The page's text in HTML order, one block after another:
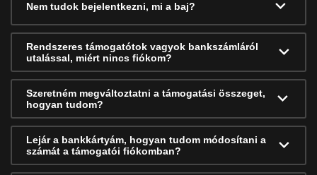
Nem tudok bejelentkezni, mi a baj?
Rendszeres támogatótok vagyok bankszámláról
utalással, miért nincs fiókom?
Szeretném megváltoztatni a támogatási összeget,
hogyan tudom?
Lejár a bankkártyám, hogyan tudom módosítani a
számát a támogatói fiókomban?